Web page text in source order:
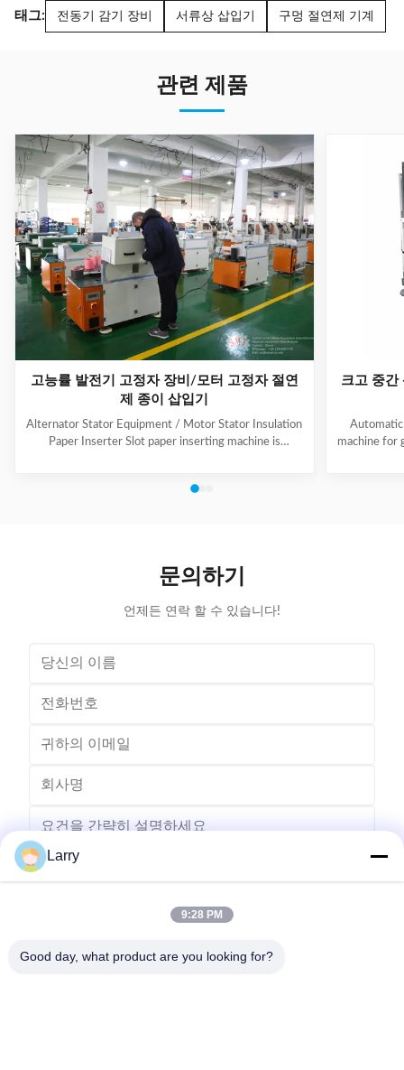
태그: 전동기 감기 장비 서류상 삽입기 구멍 절연제 기계
관련 제품
고능률 발전기 고정자 장비/모터 고정자 절연
제 종이 삽입기
Alternator Stator Equipment / Motor Stator Insulation
Paper Inserter Slot paper inserting machine is
as paper feeding, forming, folding, inserting and stator
Stator I.D
크고 중간
machine for
문의하기
언제든 연락 할 수 있습니다!
Larry
9:28 PM
Good day, what product are you looking for?